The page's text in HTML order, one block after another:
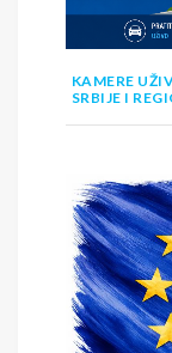
KAMERE
SRBIJE I